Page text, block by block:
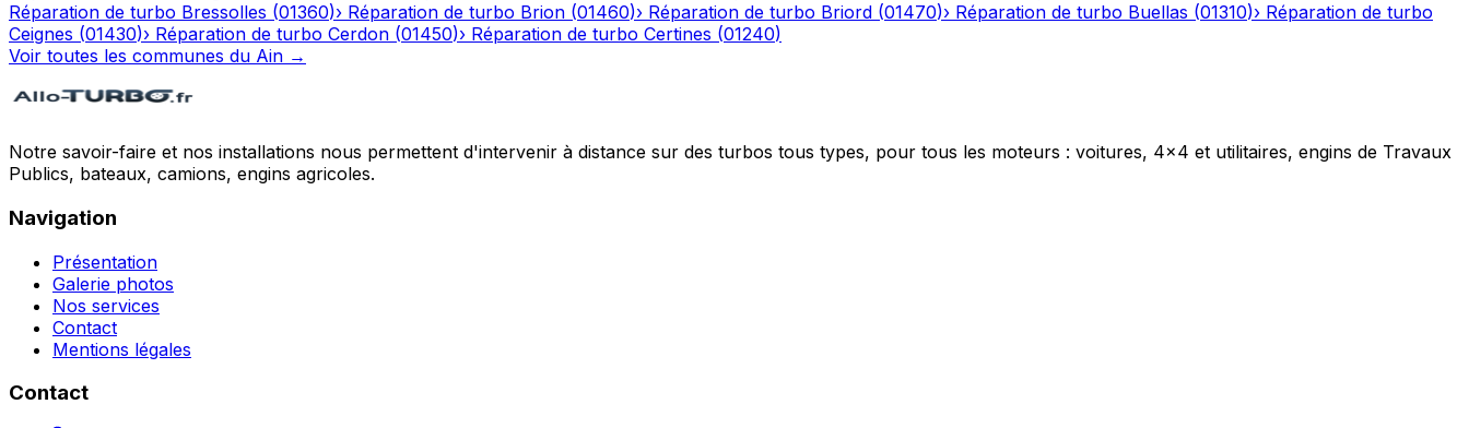
Réparation de turbo Bressolles (01360)› Réparation de turbo Brion (01460)› Réparation de turbo Briord (01470)› Réparation de turbo Buellas (01310)› Réparation de turbo
Ceignes (01430)› Réparation de turbo Cerdon (01450)› Réparation de turbo Certines (01240)
Voir toutes les communes du Ain →
Notre savoir-faire et nos installations nous permettent d'intervenir à distance sur des turbos tous types, pour tous les moteurs : voitures, 4x4 et utilitaires, engins de Travaux
Publics, bateaux, camions, engins agricoles.
Navigation
Présentation
Galerie photos
Nos services
Contact
Mentions légales
Contact